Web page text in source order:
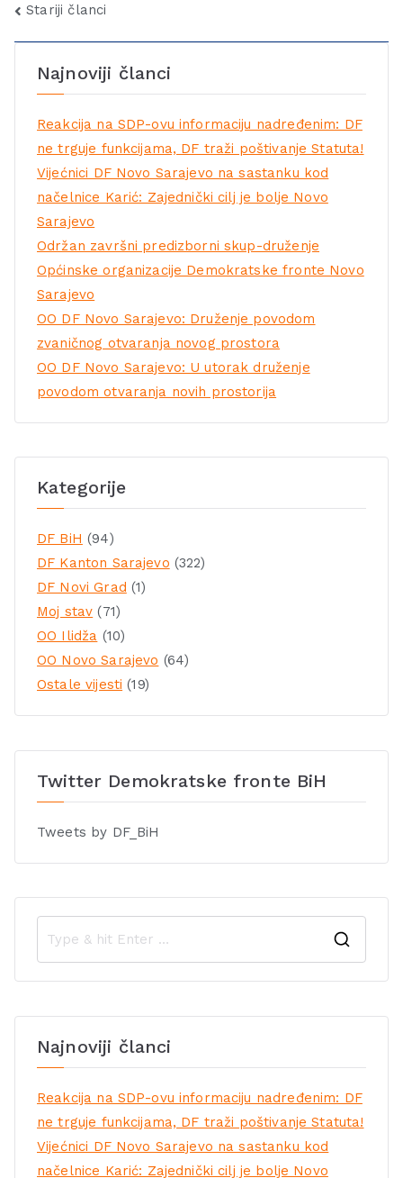
Stariji članci
Najnoviji članci
Reakcija na SDP-ovu informaciju nadređenim: DF
ne trguje funkcijama, DF traži poštivanje Statuta!
Vijećnici DF Novo Sarajevo na sastanku kod
načelnice Karić: Zajednički cilj je bolje Novo
Sarajevo
Održan završni predizborni skup-druženje
Općinske organizacije Demokratske fronte Novo
Sarajevo
OO DF Novo Sarajevo: Druženje povodom
zvaničnog otvaranja novog prostora
OO DF Novo Sarajevo: U utorak druženje
povodom otvaranja novih prostorija
Kategorije
DF BiH (94)
DF Kanton Sarajevo (322)
DF Novi Grad (1)
Moj stav (71)
OO Ilidža (10)
OO Novo Sarajevo (64)
Ostale vijesti (19)
Twitter Demokratske fronte BiH
Tweets by DF_BiH
Najnoviji članci
Reakcija na SDP-ovu informaciju nadređenim: DF
ne trguje funkcijama, DF traži poštivanje Statuta!
Vijećnici DF Novo Sarajevo na sastanku kod
načelnice Karić: Zajednički cilj je bolje Novo